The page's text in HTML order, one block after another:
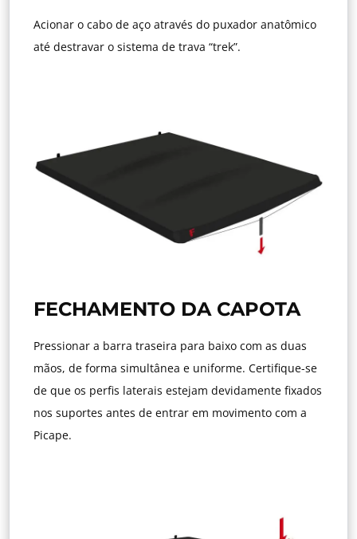
Acionar o cabo de aço através do puxador anatômico
até destravar o sistema de trava “trek”.
FECHAMENTO DA CAPOTA
Pressionar a barra traseira para baixo com as duas
mãos, de forma simultânea e uniforme. Certifique-se
de que os perfis laterais estejam devidamente fixados
nos suportes antes de entrar em movimento com a
Picape.